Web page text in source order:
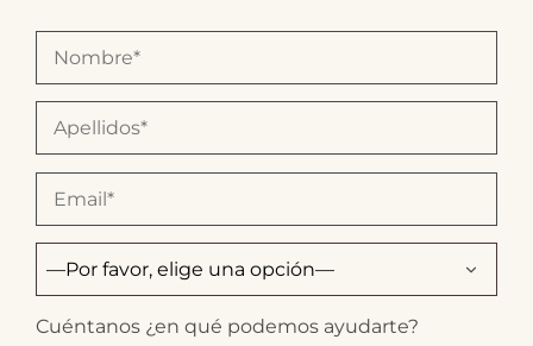
Cuéntanos ¿en qué podemos ayudarte?